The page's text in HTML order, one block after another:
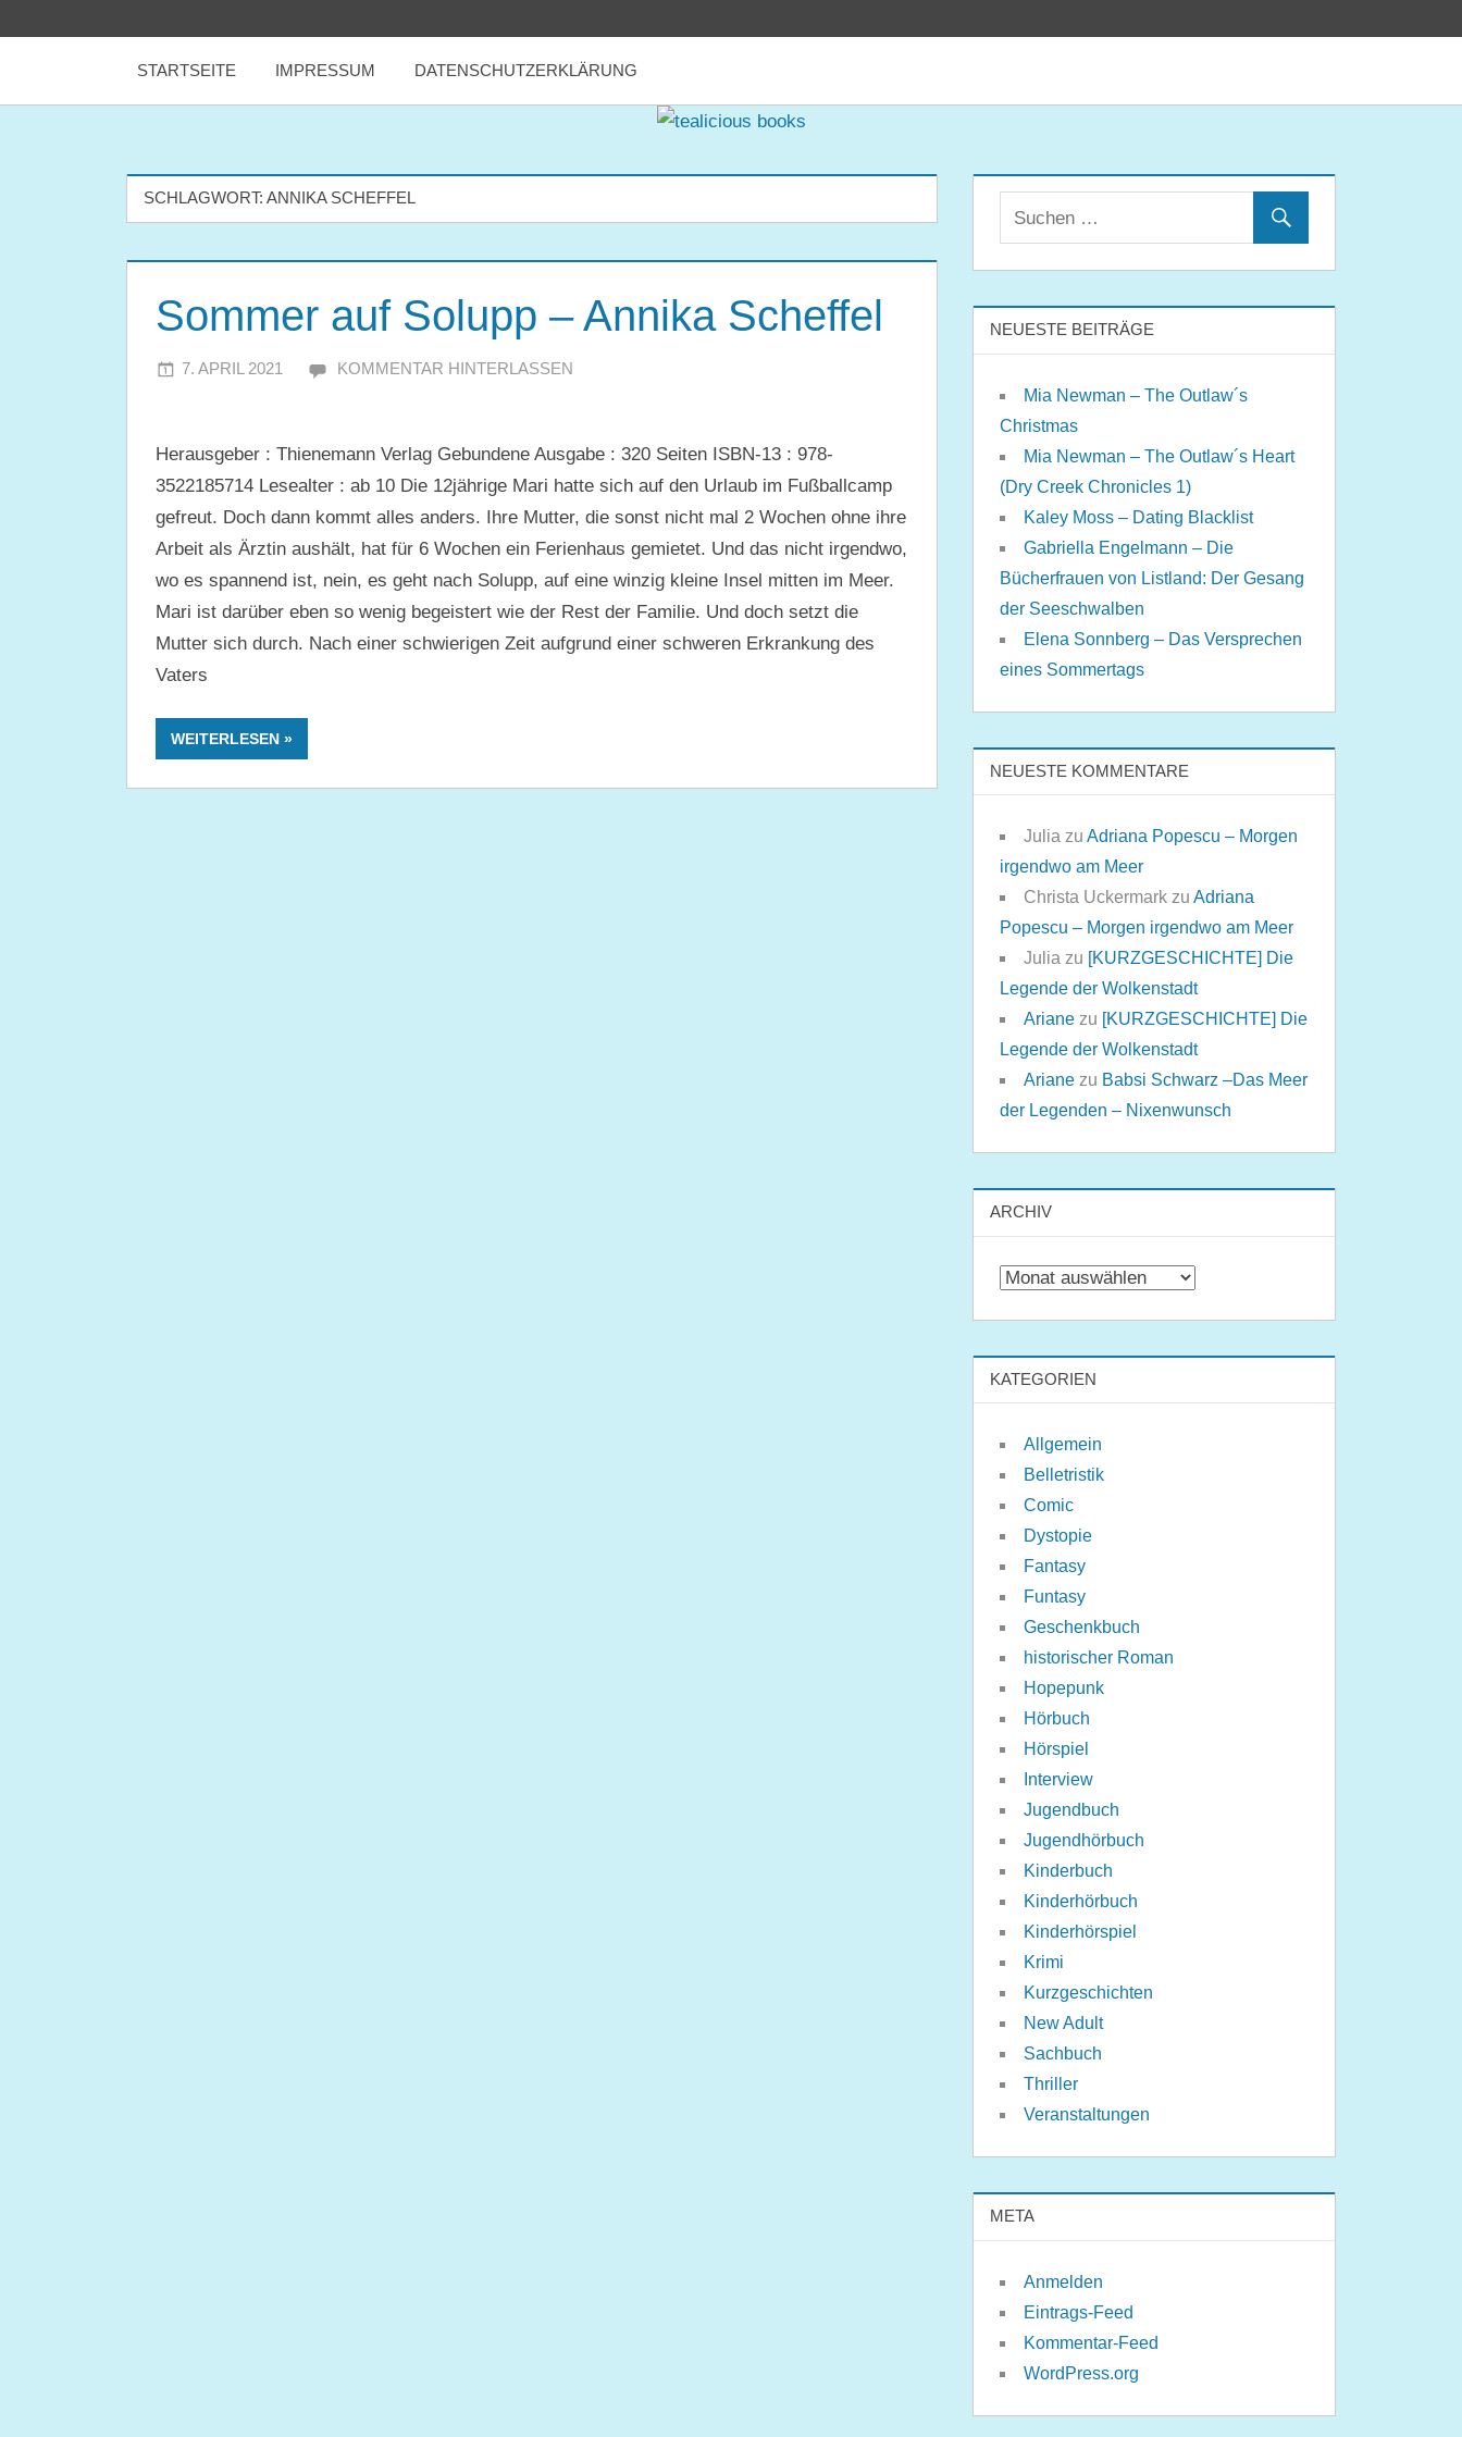
books
STARTSEITE IMPRESSUM DATENSCHUTZERKLÄRUNG
SCHLAGWORT: ANNIKA SCHEFFEL
Sommer auf Solupp – Annika Scheffel
7. APRIL 2021 JULIA
KOMMENTAR HINTERLASSEN
Herausgeber : Thienemann Verlag Gebundene Ausgabe : 320 Seiten ISBN-13 : 978-
3522185714 Lesealter : ab 10 Die 12jährige Mari hatte sich auf den Urlaub im Fußballcamp
gefreut. Doch dann kommt alles anders. Ihre Mutter, die sonst nicht mal 2 Wochen ohne ihre
Arbeit als Ärztin aushält, hat für 6 Wochen ein Ferienhaus gemietet. Und das nicht irgendwo,
wo es spannend ist, nein, es geht nach Solupp, auf eine winzig kleine Insel mitten im Meer.
Mari ist darüber eben so wenig begeistert wie der Rest der Familie. Und doch setzt die
Mutter sich durch. Nach einer schwierigen Zeit aufgrund einer schweren Erkrankung des
Vaters
WEITERLESEN
NEUESTE BEITRÄGE
Mia Newman – The Outlaw´s
Christmas
Mia Newman – The Outlaw´s Heart
(Dry Creek Chronicles 1)
Kaley Moss – Dating Blacklist
Gabriella Engelmann – Die
Bücherfrauen von Listland: Der Gesang
der Seeschwalben
Elena Sonnberg – Das Versprechen
eines Sommertags
NEUESTE KOMMENTARE
Julia zuAdriana Popescu – Morgen
irgendwo am Meer
Christa Uckermark zuAdriana
Popescu – Morgen irgendwo am Meer
Julia zu [KURZGESCHICHTE] Die
Legende der Wolkenstadt
Ariane zu [KURZGESCHICHTE] Die
Legende der Wolkenstadt
Ariane zu Babsi Schwarz –Das Meer
der Legenden – Nixenwunsch
ARCHIV
Archiv
KATEGORIEN
Allgemein
Belletristik
Comic
Dystopie
Fantasy
Funtasy
Geschenkbuch
historischer Roman
Hopepunk
Hörbuch
Hörspiel
Interview
Jugendbuch
Jugendhörbuch
Kinderbuch
Kinderhörbuch
Kinderhörspiel
Krimi
Kurzgeschichten
New Adult
Sachbuch
Thriller
Veranstaltungen
META
Anmelden
Eintrags-Feed
Kommentar-Feed
WordPress.org